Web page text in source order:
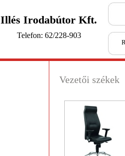
Illés Irodabútor Kft.
Telefon: 62/228-903
Vezetői székek